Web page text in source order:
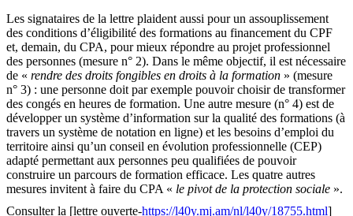
Les signataires de la lettre plaident aussi pour un assouplissement
des conditions d’éligibilité des formations au financement du CPF
et, demain, du CPA, pour mieux répondre au projet professionnel
des personnes (mesure n° 2). Dans le même objectif, il est nécessaire
de « rendre des droits fongibles en droits à la formation » (mesure
n° 3) : une personne doit par exemple pouvoir choisir de transformer
des congés en heures de formation. Une autre mesure (n° 4) est de
développer un système d’information sur la qualité des formations (à
travers un système de notation en ligne) et les besoins d’emploi du
territoire ainsi qu’un conseil en évolution professionnelle (CEP)
adapté permettant aux personnes peu qualifiées de pouvoir
construire un parcours de formation efficace. Les quatre autres
mesures invitent à faire du CPA « le pivot de la protection sociale ».
Consulter la [lettre ouverte-https://l40y.mj.am/nl/l40y/18755.html]